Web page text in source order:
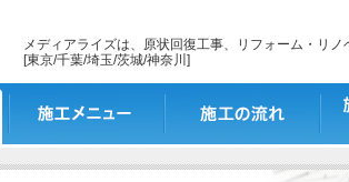
メディアライズは、原状回復工事、リフォーム・リ
[東京/千葉/埼玉/茨城/神奈川]
る